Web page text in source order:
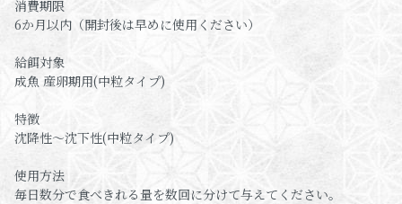
消費期限
6か月以内（開封後は早めに使用ください）
給餌対象
成魚 産卵期用(中粒タイプ)
特徴
沈降性～沈下性(中粒タイプ)
使用方法
毎日数分で食べきれる量を数回に分けて与えてください。